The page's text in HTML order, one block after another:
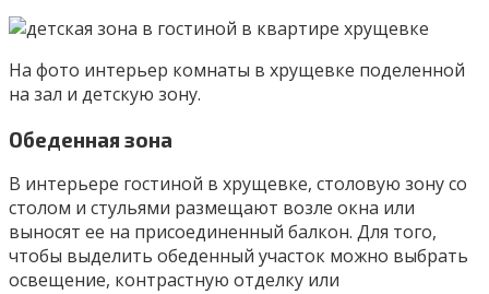
На фото интерьер комнаты в хрущевке поделенной
на зал и детскую зону.
Обеденная зона
В интерьере гостиной в хрущевке, столовую зону со
столом и стульями размещают возле окна или
выносят ее на присоединенный балкон. Для того,
чтобы выделить обеденный участок можно выбрать
освещение, контрастную отделку или